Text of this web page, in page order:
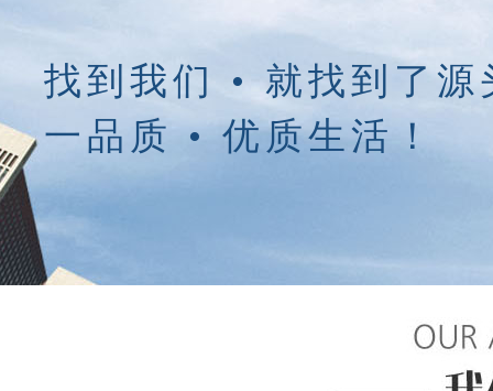
找到我们 • 就找到了源
一品质 • 优质生活！